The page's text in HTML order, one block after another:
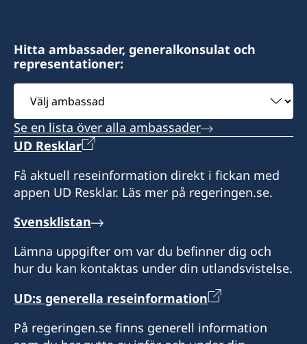
Hitta ambassader, generalkonsulat och
representationer:
Välj
ambassad
Se en lista över alla ambassader
UD Resklar
Få aktuell reseinformation direkt i fickan med
appen UD Resklar. Läs mer på regeringen.se.
Svensklistan
Lämna uppgifter om var du befinner dig och
hur du kan kontaktas under din utlandsvistelse.
UD:s generella reseinformation
På regeringen.se finns generell information